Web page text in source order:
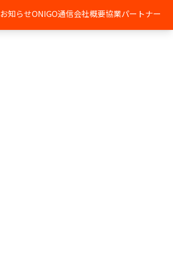
お知らせONIGO通信会社概要協業パートナー